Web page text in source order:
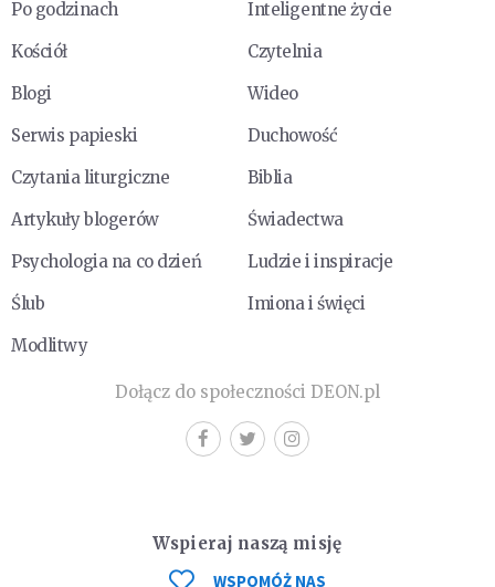
Po godzinach
Inteligentne życie
Kościół
Czytelnia
Blogi
Wideo
Serwis papieski
Duchowość
Czytania liturgiczne
Biblia
Artykuły blogerów
Świadectwa
Psychologia na co dzień
Ludzie i inspiracje
Ślub
Imiona i święci
Modlitwy
Dołącz do społeczności DEON.pl
Wspieraj naszą misję
WSPOMÓŻ NAS